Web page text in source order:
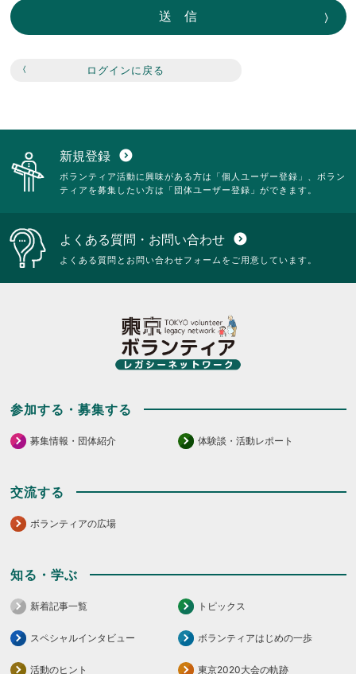
ログインに戻る
送信
新規登録 expand_circle_down
ボランティア活動に興味がある方は「個人ユーザー登録」、ボラン
ティアを募集したい方は「団体ユーザー登録」ができます。
よくある質問・お問い合わせ expand_circle_down
よくある質問とお問い合わせフォームをご用意しています。
参加する・募集する
募集情報・団体紹介 体験談・活動レポート
交流する
ボランティアの広場
知る・学ぶ
新着記事一覧 トピックス
スペシャルインタビュー ボランティアはじめの一歩
活動のヒント 東京2020大会の軌跡